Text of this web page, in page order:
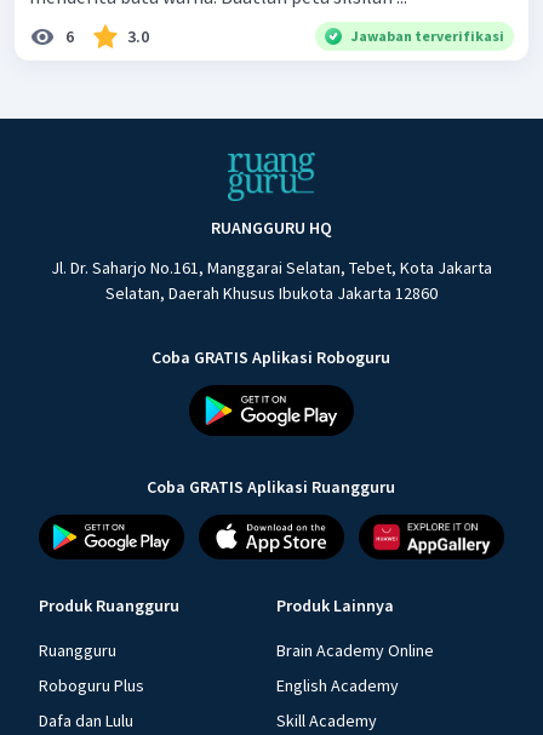
6 3.0 Jawaban terverifikasi
RUANGGURU HQ
Jl. Dr. Saharjo No.161, Manggarai Selatan, Tebet, Kota Jakarta
Selatan, Daerah Khusus Ibukota Jakarta 12860
Coba GRATIS Aplikasi Roboguru
Coba GRATIS Aplikasi Ruangguru
Produk Ruangguru
Ruangguru
Roboguru Plus
Dafa dan Lulu
Produk Lainnya
Brain Academy Online
English Academy
Skill Academy